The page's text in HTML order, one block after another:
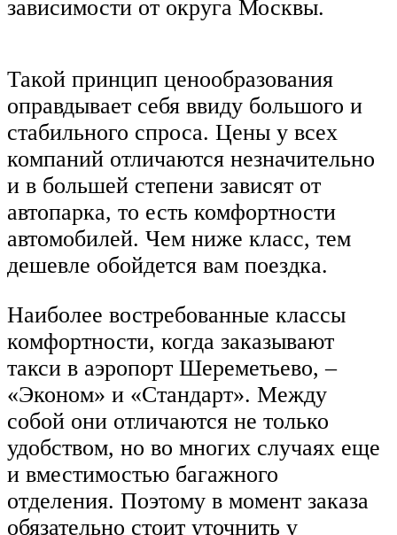
зависимости от округа Москвы.
Такой принцип ценообразования
оправдывает себя ввиду большого и
стабильного спроса. Цены у всех
компаний отличаются незначительно
и в большей степени зависят от
автопарка, то есть комфортности
автомобилей. Чем ниже класс, тем
дешевле обойдется вам поездка.
Наиболее востребованные классы
комфортности, когда заказывают
такси в аэропорт Шереметьево, –
«Эконом» и «Стандарт». Между
собой они отличаются не только
удобством, но во многих случаях еще
и вместимостью багажного
отделения. Поэтому в момент заказа
обязательно стоит уточнить у